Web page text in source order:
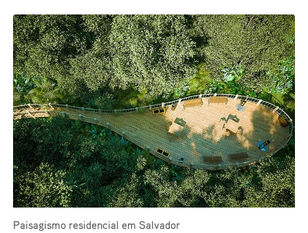
Paisagismo residencial em Salvador